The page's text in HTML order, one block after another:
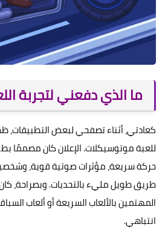
ما الذي دفعني لتجربة
كعادتي، أثناء تصفحي لبعض التطبيقات،
للعبة موتوسيكلات. الإعلان كان مصممًا
حركة سريعة، مؤثرات صوتية قوية،
طريق طويل مليء بالتحديات. وبصراحة،
المهتمين بالألعاب السريعة أو ألعاب
انتباهي.